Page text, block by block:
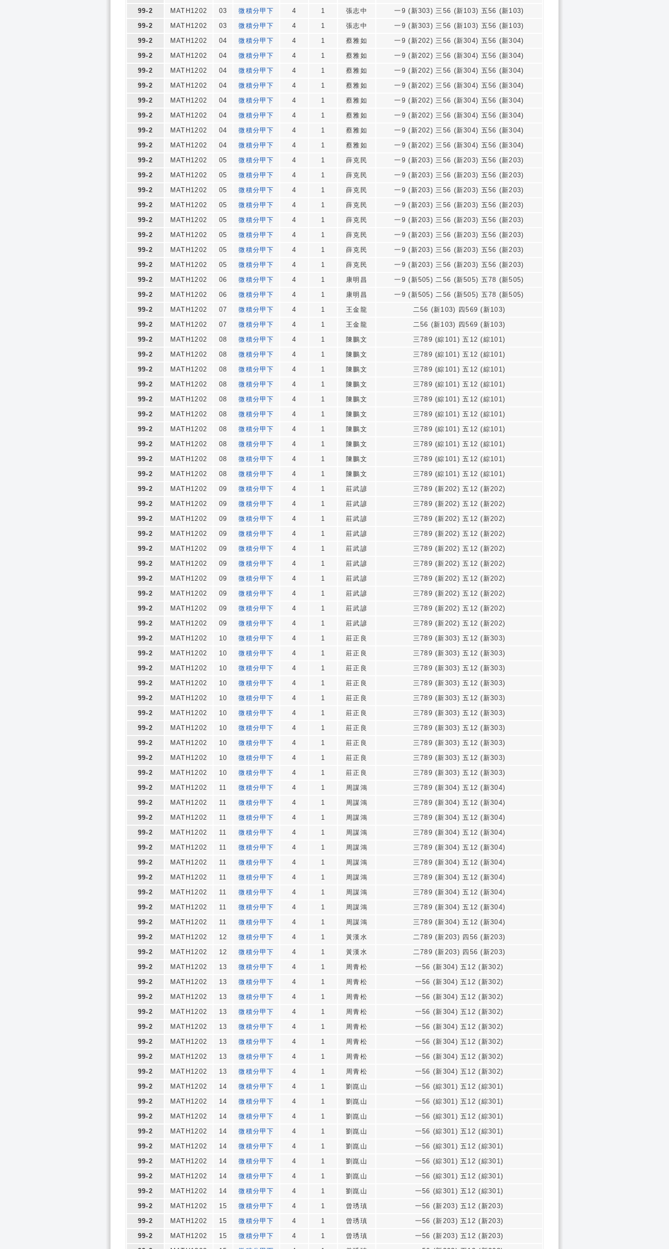
99-2
MATH1202 03 微積分甲下 4 1 張志中
一9 (新303) 三56 (新103) 五56 (新103)
99-2
MATH1202 03 微積分甲下 4 1 張志中
一9 (新303) 三56 (新103) 五56 (新103)
99-2
MATH1202 04 微積分甲下 4 1 蔡雅如
一9 (新202) 三56 (新304) 五56 (新304)
99-2
MATH1202 04 微積分甲下 4 1 蔡雅如
一9 (新202) 三56 (新304) 五56 (新304)
99-2
MATH1202 04 微積分甲下 4 1 蔡雅如
一9 (新202) 三56 (新304) 五56 (新304)
99-2
MATH1202 04 微積分甲下 4 1 蔡雅如
一9 (新202) 三56 (新304) 五56 (新304)
99-2
MATH1202 04 微積分甲下 4 1 蔡雅如
一9 (新202) 三56 (新304) 五56 (新304)
99-2
MATH1202 04 微積分甲下 4 1 蔡雅如
一9 (新202) 三56 (新304) 五56 (新304)
99-2
MATH1202 04 微積分甲下 4 1 蔡雅如
一9 (新202) 三56 (新304) 五56 (新304)
99-2
MATH1202 04 微積分甲下 4 1 蔡雅如
一9 (新202) 三56 (新304) 五56 (新304)
99-2
MATH1202 05 微積分甲下 4 1 薛克民
一9 (新203) 三56 (新203) 五56 (新203)
99-2
MATH1202 05 微積分甲下 4 1 薛克民
一9 (新203) 三56 (新203) 五56 (新203)
99-2
MATH1202 05 微積分甲下 4 1 薛克民
一9 (新203) 三56 (新203) 五56 (新203)
99-2
MATH1202 05 微積分甲下 4 1 薛克民
一9 (新203) 三56 (新203) 五56 (新203)
99-2
MATH1202 05 微積分甲下 4 1 薛克民
一9 (新203) 三56 (新203) 五56 (新203)
99-2
MATH1202 05 微積分甲下 4 1 薛克民
一9 (新203) 三56 (新203) 五56 (新203)
99-2
MATH1202 05 微積分甲下 4 1 薛克民
一9 (新203) 三56 (新203) 五56 (新203)
99-2
MATH1202 05 微積分甲下 4 1 薛克民
一9 (新203) 三56 (新203) 五56 (新203)
99-2
MATH1202 06 微積分甲下 4 1 康明昌
一9 (新505) 二56 (新505) 五78 (新505)
99-2
MATH1202 06 微積分甲下 4 1 康明昌
一9 (新505) 二56 (新505) 五78 (新505)
99-2
MATH1202 07 微積分甲下 4 1 王金龍
二56 (新103) 四569 (新103)
99-2
MATH1202 07 微積分甲下 4 1 王金龍
二56 (新103) 四569 (新103)
99-2
MATH1202 08 微積分甲下 4 1 陳鵬文
三789 (綜101) 五12 (綜101)
99-2
MATH1202 08 微積分甲下 4 1 陳鵬文
三789 (綜101) 五12 (綜101)
99-2
MATH1202 08 微積分甲下 4 1 陳鵬文
三789 (綜101) 五12 (綜101)
99-2
MATH1202 08 微積分甲下 4 1 陳鵬文
三789 (綜101) 五12 (綜101)
99-2
MATH1202 08 微積分甲下 4 1 陳鵬文
三789 (綜101) 五12 (綜101)
99-2
MATH1202 08 微積分甲下 4 1 陳鵬文
三789 (綜101) 五12 (綜101)
99-2
MATH1202 08 微積分甲下 4 1 陳鵬文
三789 (綜101) 五12 (綜101)
99-2
MATH1202 08 微積分甲下 4 1 陳鵬文
三789 (綜101) 五12 (綜101)
99-2
MATH1202 08 微積分甲下 4 1 陳鵬文
三789 (綜101) 五12 (綜101)
99-2
MATH1202 08 微積分甲下 4 1 陳鵬文
三789 (綜101) 五12 (綜101)
99-2
MATH1202 09 微積分甲下 4 1 莊武諺
三789 (新202) 五12 (新202)
99-2
MATH1202 09 微積分甲下 4 1 莊武諺
三789 (新202) 五12 (新202)
99-2
MATH1202 09 微積分甲下 4 1 莊武諺
三789 (新202) 五12 (新202)
99-2
MATH1202 09 微積分甲下 4 1 莊武諺
三789 (新202) 五12 (新202)
99-2
MATH1202 09 微積分甲下 4 1 莊武諺
三789 (新202) 五12 (新202)
99-2
MATH1202 09 微積分甲下 4 1 莊武諺
三789 (新202) 五12 (新202)
99-2
MATH1202 09 微積分甲下 4 1 莊武諺
三789 (新202) 五12 (新202)
99-2
MATH1202 09 微積分甲下 4 1 莊武諺
三789 (新202) 五12 (新202)
99-2
MATH1202 09 微積分甲下 4 1 莊武諺
三789 (新202) 五12 (新202)
99-2
MATH1202 09 微積分甲下 4 1 莊武諺
三789 (新202) 五12 (新202)
99-2
MATH1202 10 微積分甲下 4 1 莊正良
三789 (新303) 五12 (新303)
99-2
MATH1202 10 微積分甲下 4 1 莊正良
三789 (新303) 五12 (新303)
99-2
MATH1202 10 微積分甲下 4 1 莊正良
三789 (新303) 五12 (新303)
99-2
MATH1202 10 微積分甲下 4 1 莊正良
三789 (新303) 五12 (新303)
99-2
MATH1202 10 微積分甲下 4 1 莊正良
三789 (新303) 五12 (新303)
99-2
MATH1202 10 微積分甲下 4 1 莊正良
三789 (新303) 五12 (新303)
99-2
MATH1202 10 微積分甲下 4 1 莊正良
三789 (新303) 五12 (新303)
99-2
MATH1202 10 微積分甲下 4 1 莊正良
三789 (新303) 五12 (新303)
99-2
MATH1202 10 微積分甲下 4 1 莊正良
三789 (新303) 五12 (新303)
99-2
MATH1202 10 微積分甲下 4 1 莊正良
三789 (新303) 五12 (新303)
99-2
MATH1202 11 微積分甲下 4 1 周謀鴻
三789 (新304) 五12 (新304)
99-2
MATH1202 11 微積分甲下 4 1 周謀鴻
三789 (新304) 五12 (新304)
99-2
MATH1202 11 微積分甲下 4 1 周謀鴻
三789 (新304) 五12 (新304)
99-2
MATH1202 11 微積分甲下 4 1 周謀鴻
三789 (新304) 五12 (新304)
99-2
MATH1202 11 微積分甲下 4 1 周謀鴻
三789 (新304) 五12 (新304)
99-2
MATH1202 11 微積分甲下 4 1 周謀鴻
三789 (新304) 五12 (新304)
99-2
MATH1202 11 微積分甲下 4 1 周謀鴻
三789 (新304) 五12 (新304)
99-2
MATH1202 11 微積分甲下 4 1 周謀鴻
三789 (新304) 五12 (新304)
99-2
MATH1202 11 微積分甲下 4 1 周謀鴻
三789 (新304) 五12 (新304)
99-2
MATH1202 11 微積分甲下 4 1 周謀鴻
三789 (新304) 五12 (新304)
99-2
MATH1202 12 微積分甲下 4 1 黃漢水
二789 (新203) 四56 (新203)
99-2
MATH1202 12 微積分甲下 4 1 黃漢水
二789 (新203) 四56 (新203)
99-2
MATH1202 13 微積分甲下 4 1 周青松
一56 (新304) 五12 (新302)
99-2
MATH1202 13 微積分甲下 4 1 周青松
一56 (新304) 五12 (新302)
99-2
MATH1202 13 微積分甲下 4 1 周青松
一56 (新304) 五12 (新302)
99-2
MATH1202 13 微積分甲下 4 1 周青松
一56 (新304) 五12 (新302)
99-2
MATH1202 13 微積分甲下 4 1 周青松
一56 (新304) 五12 (新302)
99-2
MATH1202 13 微積分甲下 4 1 周青松
一56 (新304) 五12 (新302)
99-2
MATH1202 13 微積分甲下 4 1 周青松
一56 (新304) 五12 (新302)
99-2
MATH1202 13 微積分甲下 4 1 周青松
一56 (新304) 五12 (新302)
99-2
MATH1202 14 微積分甲下 4 1 劉崑山
一56 (綜301) 五12 (綜301)
99-2
MATH1202 14 微積分甲下 4 1 劉崑山
一56 (綜301) 五12 (綜301)
99-2
MATH1202 14 微積分甲下 4 1 劉崑山
一56 (綜301) 五12 (綜301)
99-2
MATH1202 14 微積分甲下 4 1 劉崑山
一56 (綜301) 五12 (綜301)
99-2
MATH1202 14 微積分甲下 4 1 劉崑山
一56 (綜301) 五12 (綜301)
99-2
MATH1202 14 微積分甲下 4 1 劉崑山
一56 (綜301) 五12 (綜301)
99-2
MATH1202 14 微積分甲下 4 1 劉崑山
一56 (綜301) 五12 (綜301)
99-2
MATH1202 14 微積分甲下 4 1 劉崑山
一56 (綜301) 五12 (綜301)
99-2
MATH1202 15 微積分甲下 4 1 曾琇瑱
一56 (新203) 五12 (新203)
99-2
MATH1202 15 微積分甲下 4 1 曾琇瑱
一56 (新203) 五12 (新203)
99-2
MATH1202 15 微積分甲下 4 1 曾琇瑱
一56 (新203) 五12 (新203)